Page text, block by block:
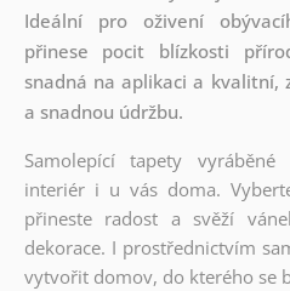
Ideální pro oživení
přinese pocit blízkosti
snadná na aplikaci a kvalitní,
a snadnou údržbu.
Samolepící tapety
interiér i u vás doma.
přineste radost a svěží
dekorace. I prostřednictvím
vytvořit domov, do kterého se